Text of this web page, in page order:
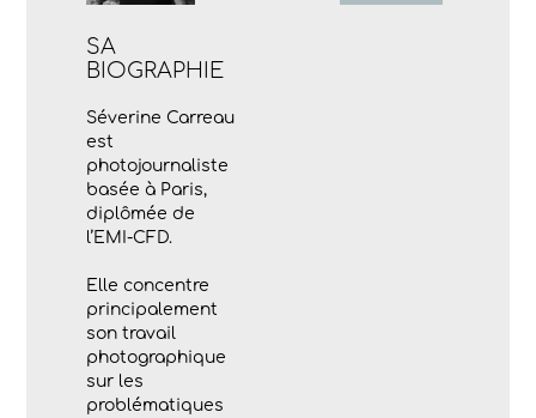
SA
BIOGRAPHIE
Séverine Carreau
est
photojournaliste
basée à Paris,
diplômée de
l’EMI-CFD.
Elle concentre
principalement
son travail
photographique
sur les
problématiques